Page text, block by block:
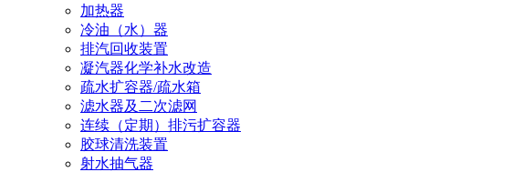
加热器
冷油（水）器
排汽回收装置
凝汽器化学补水改造
疏水扩容器/疏水箱
滤水器及二次滤网
连续（定期）排污扩容器
胶球清洗装置
射水抽气器